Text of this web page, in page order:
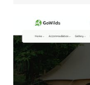
牌形象和产品
够给客户留下深